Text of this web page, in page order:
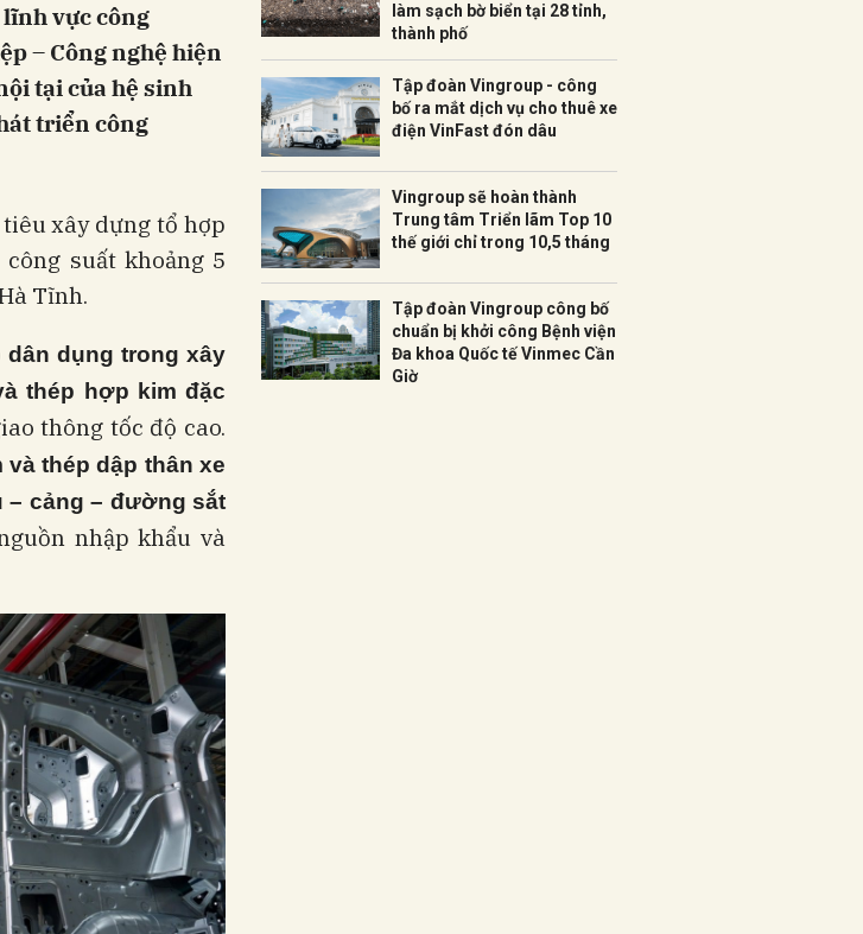
vực công
– Công nghệ hiện
tại của hệ sinh
triển công
xây dựng tổ hợp
suất khoảng 5
Tĩnh.
dân dụng trong xây
thép hợp kim đặc
thông tốc độ cao.
và thép dập thân xe
– cảng – đường sắt
nhập khẩu và
làm sạch bờ biển tại 28 tỉnh,
thành phố
Tập đoàn Vingroup - công
bố ra mắt dịch vụ cho thuê xe
điện VinFast đón dâu
Vingroup sẽ hoàn thành
Trung tâm Triển lãm Top 10
thế giới chỉ trong 10,5 tháng
Tập đoàn Vingroup công bố
chuẩn bị khởi công Bệnh viện
Đa khoa Quốc tế Vinmec Cần
Giờ